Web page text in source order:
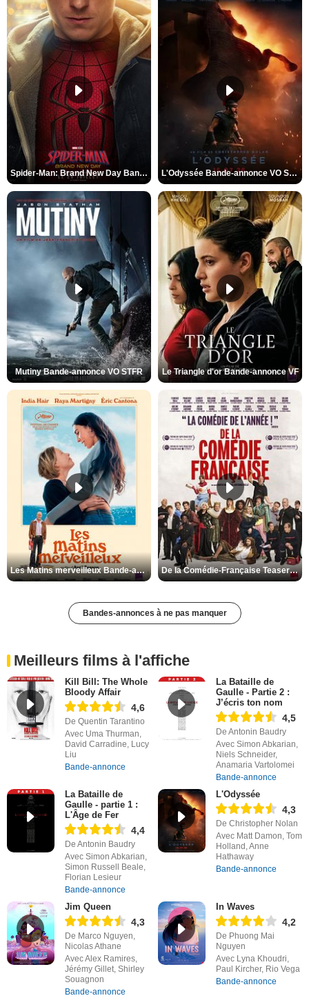
Spider-Man: Brand New Day Bande-annonce VO STFR L'Odyssée Bande-annonce VO STFR
Mutiny Bande-annonce VO STFR Le Triangle d'or Bande-annonce VF
Les Matins merveilleux Bande-annonce VF De la Comédie-Française Teaser VF
Bandes-annonces à ne pas manquer
Meilleurs films à l'affiche
Kill Bill: The Whole
Bloody Affair
4,6
De Quentin Tarantino
Avec Uma Thurman,
David Carradine, Lucy
Liu
Bande-annonce
La Bataille de
Gaulle - Partie 2 :
J’écris ton nom
4,5
De Antonin Baudry
Avec Simon Abkarian,
Niels Schneider,
Anamaria Vartolomei
Bande-annonce
La Bataille de
Gaulle - partie 1 :
L'Âge de Fer
4,4
De Antonin Baudry
Avec Simon Abkarian,
Simon Russell Beale,
Florian Lesieur
Bande-annonce
L'Odyssée
4,3
De Christopher Nolan
Avec Matt Damon, Tom
Holland, Anne
Hathaway
Bande-annonce
Jim Queen
4,3
De Marco Nguyen,
Nicolas Athane
Avec Alex Ramires,
Jérémy Gillet, Shirley
Souagnon
Bande-annonce
In Waves
4,2
De Phuong Mai
Nguyen
Avec Lyna Khoudri,
Paul Kircher, Rio Vega
Bande-annonce